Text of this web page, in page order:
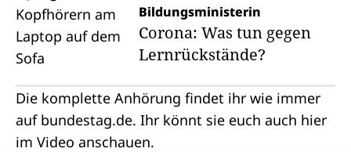
Bildungsministerin
Corona: Was tun gegen
Lernrückstände?
Die komplette Anhörung findet ihr wie immer
auf bundestag.de. Ihr könnt sie euch auch hier
im Video anschauen.